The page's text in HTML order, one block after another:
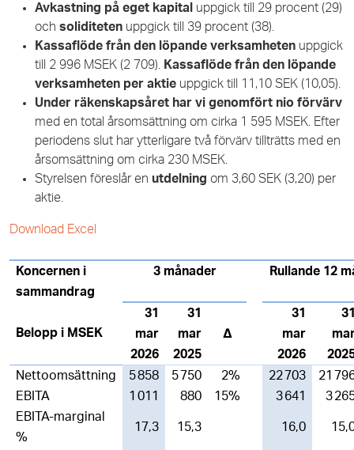
Avkastning på eget kapital
uppgick till 29 procent (29)
och soliditeten uppgick till 39 procent (38).
Kassaflöde från den löpande verksamheten uppgick
till 2 996 MSEK (2 709).
Kassaflöde från den löpande
verksamheten per aktie uppgick till 11,10 SEK (10,05).
Under räkenskapsåret har vi genomfört nio förvärv
med en total årsomsättning om cirka 1 595 MSEK. Efter
periodens slut har ytterligare två förvärv tillträtts med en
årsomsättning om cirka 230 MSEK.
Styrelsen föreslår en utdelning om 3,60 SEK (3,20) per
aktie.
Download Excel
Koncernen i
sammandrag
3 månader Rullande 12
Belopp i MSEK
31
mar
2026
31
mar
2025
∆
31
mar
2026
Nettoomsättning
5 858 5 750 2% 22 703
21
EBITA
1 011 880 15% 3 641
3
EBITA-marginal
%
17,3 15,3 16,0